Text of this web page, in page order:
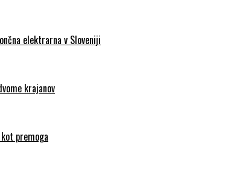
elektrarna v Sloveniji
krajanov
premoga